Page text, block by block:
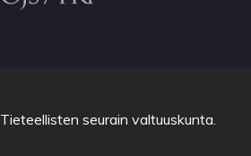
Tieteellisten seurain valtuuskunta.